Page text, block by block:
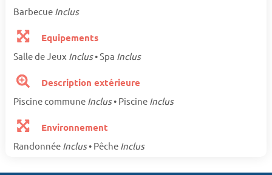
Barbecue Inclus
Equipements
Salle de Jeux Inclus• Spa Inclus
Description extérieure
Piscine commune Inclus• Piscine Inclus
Environnement
Randonnée Inclus• Pêche Inclus